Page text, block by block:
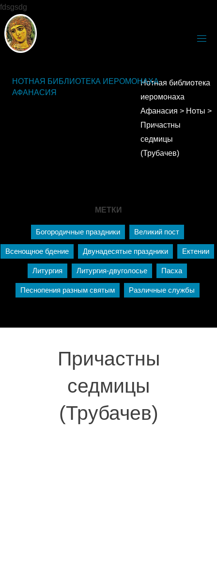
fdsgsdg
НОТНАЯ БИБЛИОТЕКА ИЕРОМОНАХА
АФАНАСИЯ
Нотная библиотека
иеромонаха
Афанасия > Ноты >
Причастны
седмицы
(Трубачев)
МЕТКИ
Богородичные праздники Великий пост
Всенощное бдение Двунадесятые праздники Ектении
Литургия Литургия-двуголосье Пасха
Песнопения разным святым Различные службы
Причастны
седмицы
(Трубачев)